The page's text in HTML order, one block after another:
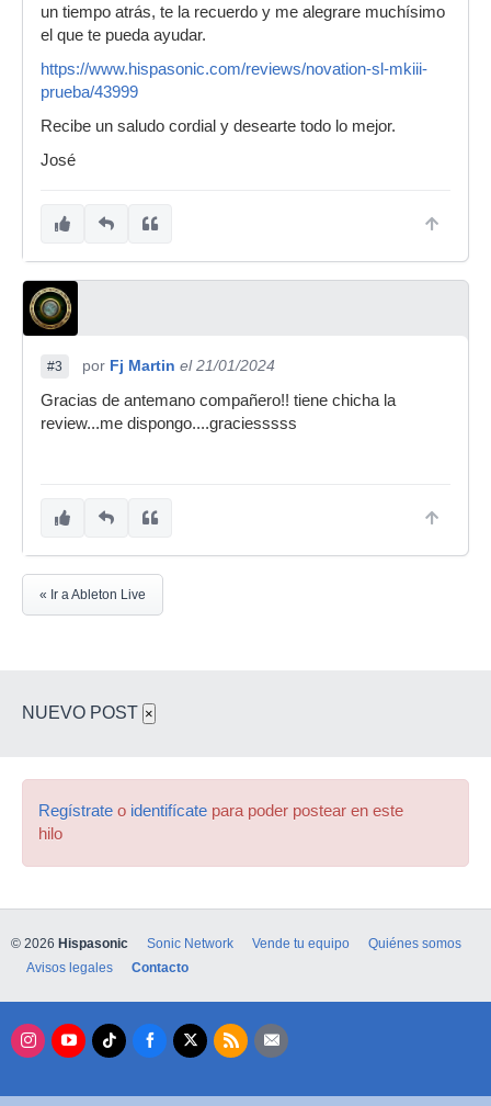
un tiempo atrás, te la recuerdo y me alegrare muchísimo
el que te pueda ayudar.
https://www.hispasonic.com/reviews/novation-sl-mkiii-
prueba/43999
Recibe un saludo cordial y desearte todo lo mejor.
José
#3 por Fj Martin el 21/01/2024
Gracias de antemano compañero!! tiene chicha la
review...me dispongo....graciesssss
« Ir a Ableton Live
NUEVO POST ×
Regístrate o identifícate para poder postear en este
hilo
© 2026 Hispasonic Sonic Network Vende tu equipo
Quiénes somos
Avisos legales
Contacto